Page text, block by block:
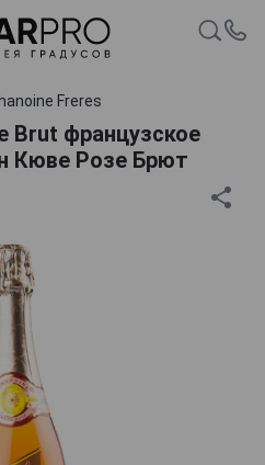
Freres
Brut французское
Кюве Розе Брют